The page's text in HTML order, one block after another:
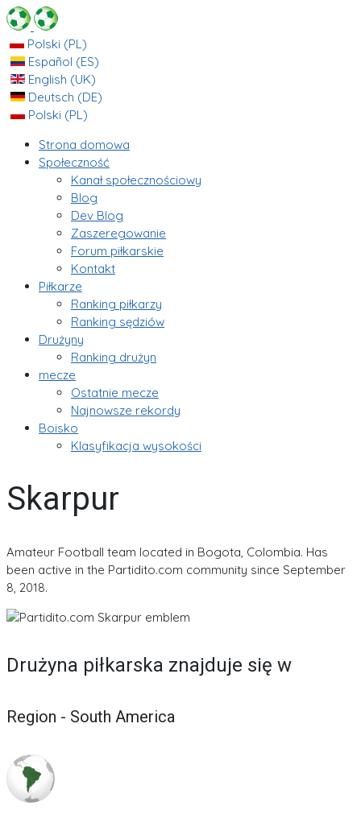
Polski (PL)
Español (ES)
English (UK)
Deutsch (DE)
Polski (PL)
Strona domowa
Społeczność
Kanał społecznościowy
Blog
Dev Blog
Zaszeregowanie
Forum piłkarskie
Kontakt
Piłkarze
Ranking piłkarzy
Ranking sędziów
Drużyny
Ranking drużyn
mecze
Ostatnie mecze
Najnowsze rekordy
Boisko
Klasyfikacja wysokości
Skarpur
Amateur Football team located in Bogota, Colombia. Has
been active in the Partidito.com community since September
8, 2018.
Drużyna piłkarska znajduje się w
Region - South America